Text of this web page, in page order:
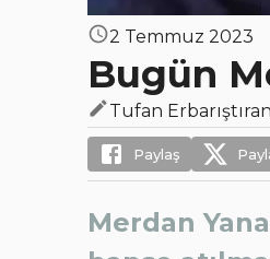
2 Temmuz 2023
Bugün
Tufan Erbarıştıran
Paylaş
Merdan